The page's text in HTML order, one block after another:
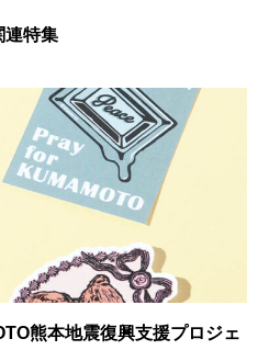
連特集
熊本地震復興支援プロジェ